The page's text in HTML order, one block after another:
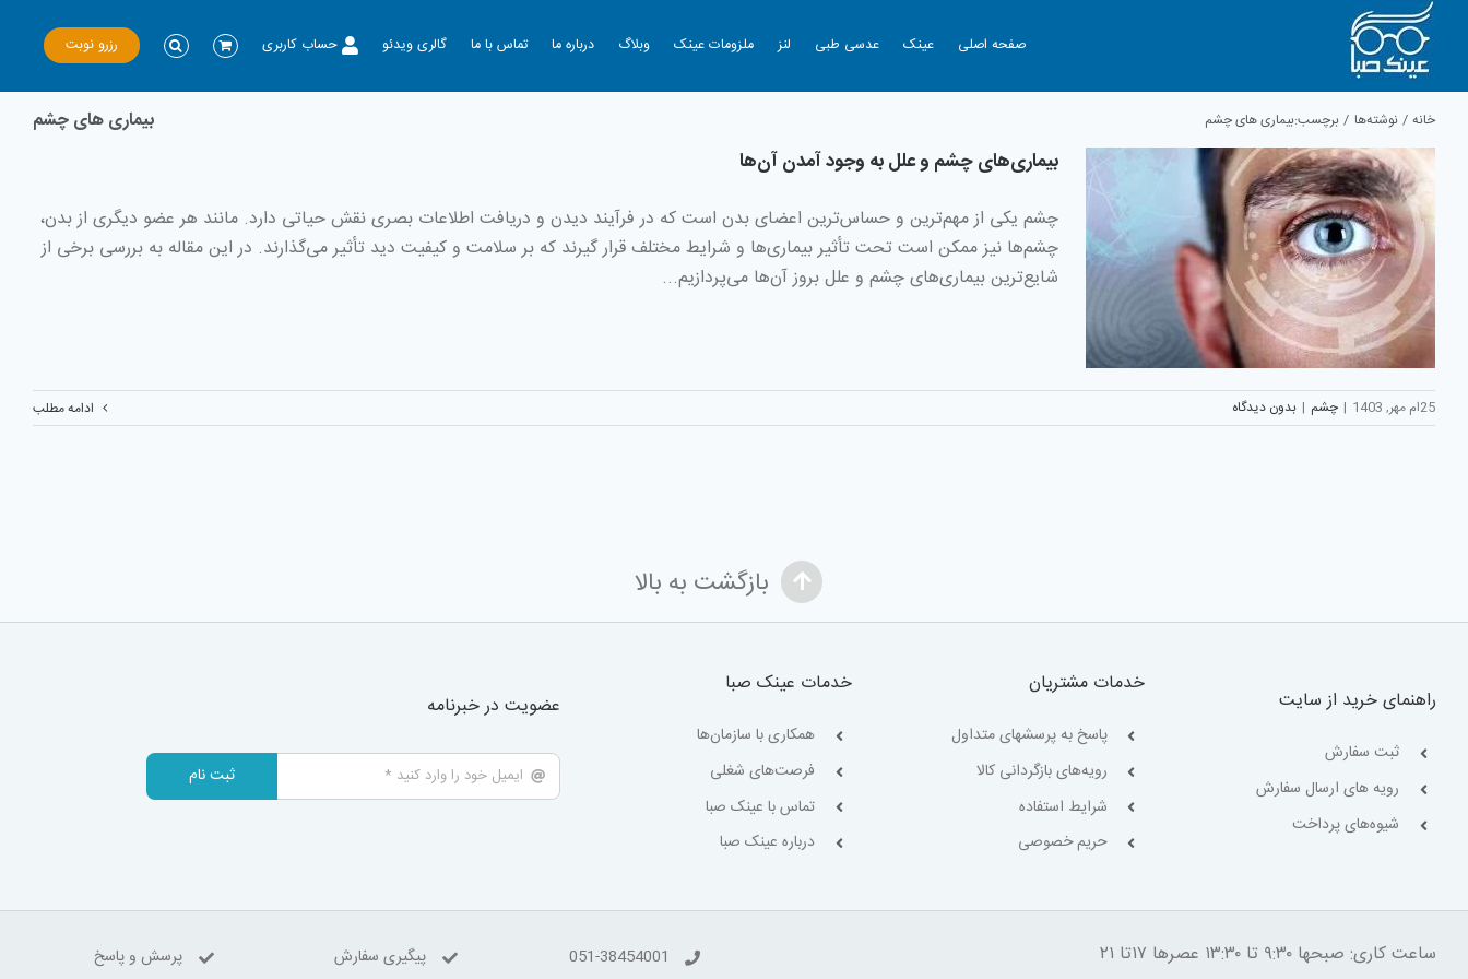
Skip
content
صفحه اصلی عینک عدسی طبی لنز ملزومات عینک وبلاگ درباره ما تماس با ما گالری ویدئو حساب کاربری رزرو نوبت
بیماری های چشم خانه نوشته‌ها برچسب:بیماری های چشم
بیماری‌های چشم و علل به وجود آمدن آن‌ها
چشم یکی از مهم‌ترین و حساس‌ترین اعضای بدن است که در فرآیند دیدن و دریافت اطلاعات بصری نقش حیاتی دارد. مانند هر عضو دیگری از بدن،
چشم‌ها نیز ممکن است تحت تأثیر بیماری‌ها و شرایط مختلف قرار گیرند که بر سلامت و کیفیت دید تأثیر می‌گذارند. در این مقاله به بررسی برخی از
شایع‌ترین بیماری‌های چشم و علل بروز آن‌ها می‌پردازیم...
25ام مهر, 1403 | چشم | بدون دیدگاه ادامه مطلب
بازگشت به بالا
راهنمای خرید از سایت
ثبت سفارش
رویه های ارسال سفارش
شیوه‌های پرداخت
خدمات مشتریان
پاسخ به پرسشهای متداول
رویه‌های بازگردانی کالا
شرایط استفاده
حریم خصوصی
خدمات عینک صبا
همکاری با سازمان‌ها
فرصت‌های شغلی
تماس با عینک صبا
درباره عینک صبا
عضویت در خبرنامه
ثبت نام
ساعت کاری: صبحها ۹:۳۰ تا ۱۳:۳۰ عصرها ۱۷تا ۲۱ 051-38454001 پیگیری سفارش پرسش و پاسخ